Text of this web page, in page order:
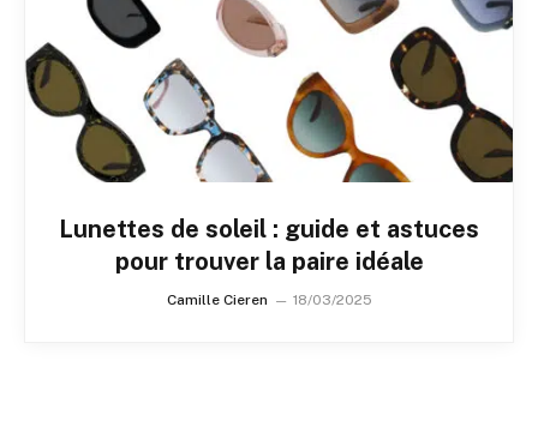
Lunettes de soleil : guide et astuces
pour trouver la paire idéale
Camille Cieren 18/03/2025